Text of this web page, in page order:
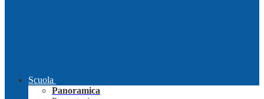
Scuola
Panoramica